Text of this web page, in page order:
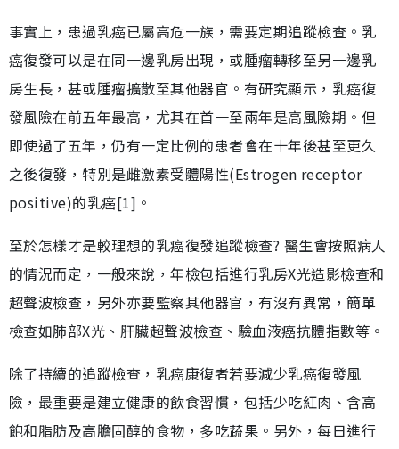
事實上，患過乳癌已屬高危一族，需要定期追蹤檢查。乳
癌復發可以是在同一邊乳房出現，或腫瘤轉移至另一邊乳
房生長，甚或腫瘤擴散至其他器官。有研究顯示，乳癌復
發風險在前五年最高，尤其在首一至兩年是高風險期。但
即使過了五年，仍有一定比例的患者會在十年後甚至更久
之後復發，特別是雌激素受體陽性(Estrogen receptor
positive)的乳癌[1]。
至於怎樣才是較理想的乳癌復發追蹤檢查? 醫生會按照病人
的情況而定，一般來說，年檢包括進行乳房X光造影檢查和
超聲波檢查，另外亦要監察其他器官，有沒有異常，簡單
檢查如肺部X光、肝臟超聲波檢查、驗血液癌抗體指數等。
除了持續的追蹤檢查，乳癌康復者若要減少乳癌復發風
險，最重要是建立健康的飲食習慣，包括少吃紅肉、含高
飽和脂肪及高膽固醇的食物，多吃蔬果。另外，每日進行